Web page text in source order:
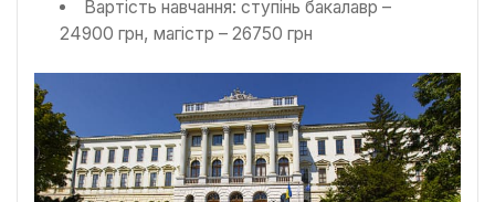
Вартість навчання: ступінь бакалавр –
24900 грн, магістр – 26750 грн